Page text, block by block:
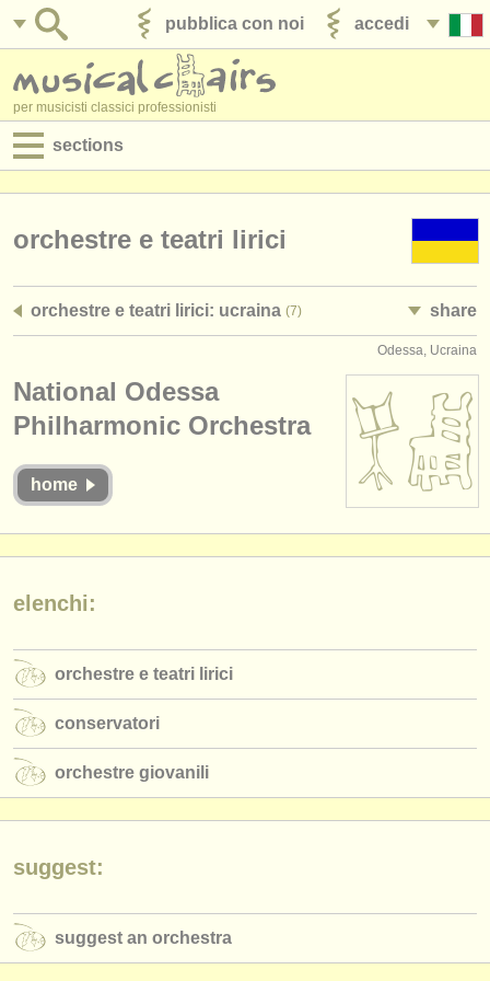
accedi
pubblica con noi
per musicisti classici professionisti
sections
jobs - amministrazione
corsi
concorsi/
strumenti rubati
elenchi:
conservatori
orchestre giovanili
musicalchairs:
contattaci
notizie di musica classica
orchestre e teatri lirici
orchestre e teatri lirici: ucraina (7) share
Odessa, Ucraina
National Odessa
Philharmonic Orchestra
home
elenchi:
orchestre e teatri lirici
conservatori
orchestre giovanili
suggest:
suggest an orchestra